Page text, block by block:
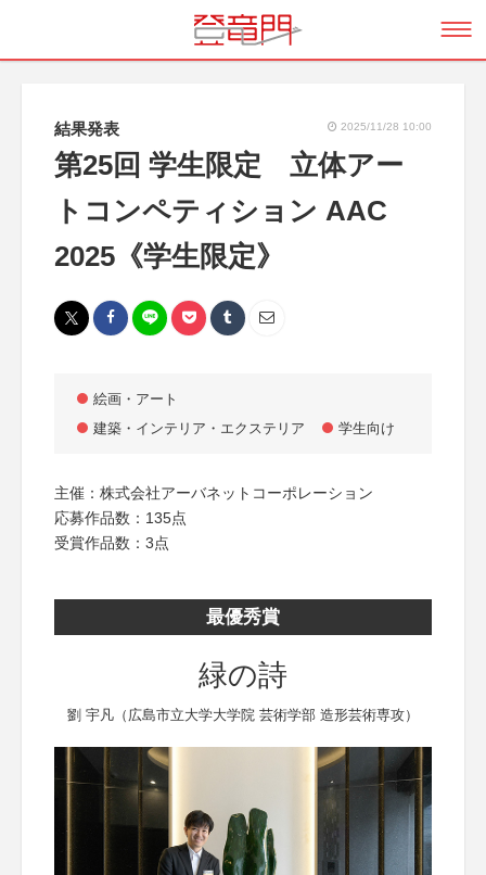
結果発表 2025/11/28 10:00
第25回 学生限定 立体アー
トコンペティション AAC
2025《学生限定》
絵画・アート
建築・インテリア・エクステリア
学生向け
主催：株式会社アーバネットコーポレーション
応募作品数：135点
受賞作品数：3点
最優秀賞
緑の詩
劉 宇凡（広島市立大学大学院 芸術学部 造形芸術専攻）